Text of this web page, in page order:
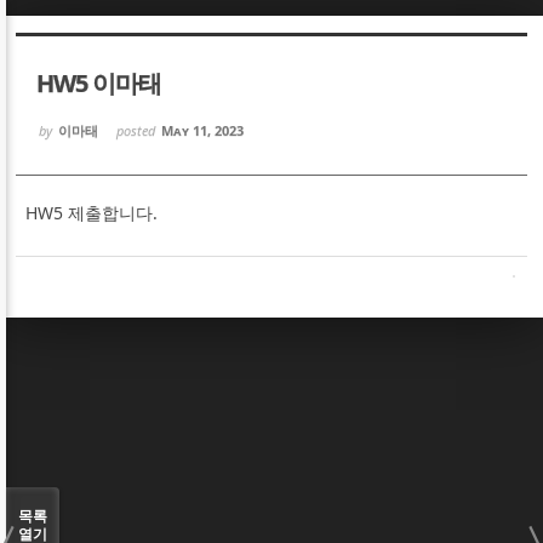
HW5 이마태
by 이마태 posted May 11, 2023
HW5 제출합니다.
목록
열기
Sketchbook5, 스케치북5
Sketchbook5, 스케치북5
Sketchbook5, 스케치북5
Sketchbook5, 스케치북5